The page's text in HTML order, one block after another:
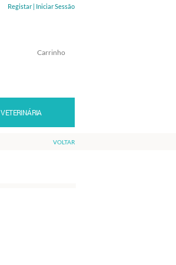
Registar | Iniciar Sessão
Carrinho
VETERINÁRIA
VOLTAR